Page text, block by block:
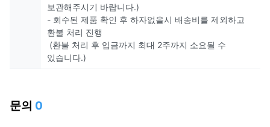
보관해주시기 바랍니다.)
- 회수된 제품 확인 후 하자없을시 배송비를 제외하고
환불 처리 진행
(환불 처리 후 입금까지 최대 2주까지 소요될 수
있습니다.)
문의 0